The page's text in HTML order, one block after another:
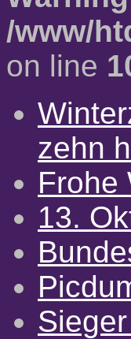
/www/
on line
zehn
Frohe
13.